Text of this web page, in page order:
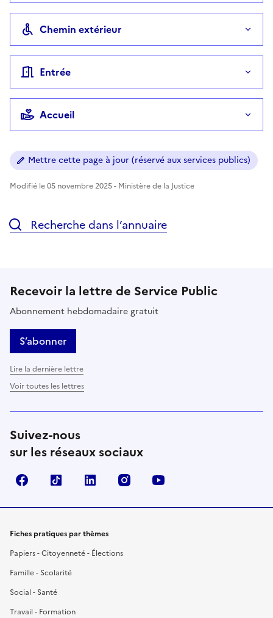
Chemin extérieur
Entrée
Accueil
Mettre cette page à jour (réservé aux services publics)
Modifié le 05 novembre 2025 - Ministère de la Justice
Recherche dans l’annuaire
Recevoir la lettre de Service Public
Abonnement hebdomadaire gratuit
S’abonner
Lire la dernière lettre
Voir toutes les lettres
Suivez-nous
sur les réseaux sociaux
FacebookTikTok LinkedIn Instagram
Fiches pratiques par thèmes
Papiers - Citoyenneté - Élections
Famille - Scolarité
Social - Santé
Travail - Formation